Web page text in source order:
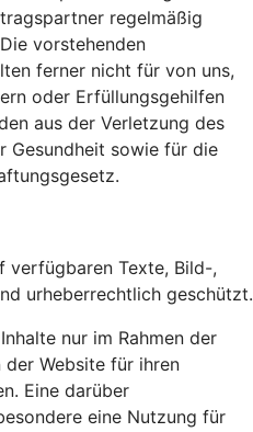
regelmäßig
vorstehenden
ferner nicht für von uns,
oder Erfüllungsgehilfen
aus der Verletzung des
Gesundheit sowie für die
verfügbaren Texte, Bild-,
urheberrechtlich geschützt.
nur im Rahmen der
Website für ihren
Eine darüber
eine Nutzung für